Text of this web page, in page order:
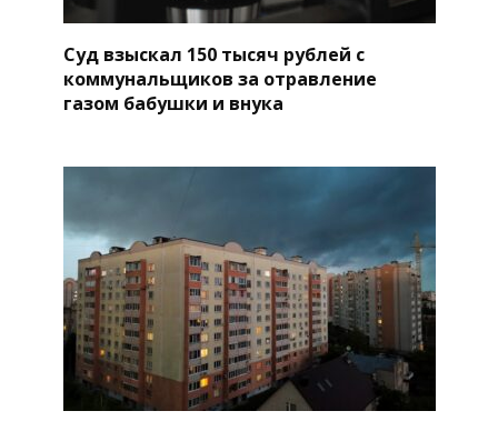
Суд взыскал 150 тысяч рублей с
коммунальщиков за отравление
газом бабушки и внука